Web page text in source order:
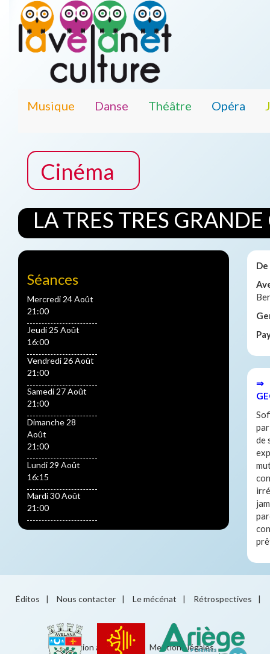
Musique Danse Théâtre Opéra
Cinéma
LA TRES TRES GRANDE
Séances
Mercredi 24 Août
21:00
Jeudi 25 Août
16:00
Vendredi 26 Août
21:00
Samedi 27 Août
21:00
Dimanche 28
Août
21:00
Lundi 29 Août
16:15
Mardi 30 Août
21:00
De
⇒
de
Éditos | Nous contacter | Le mécénat | Rétrospectives |
Éducation artistique Mentions légales